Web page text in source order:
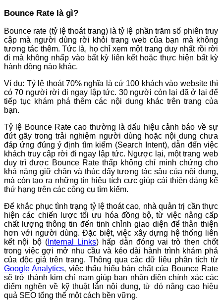
Bounce Rate là gì?
Bounce rate (tỷ lệ thoát trang) là tỷ lệ phần trăm số phiên truy
cập mà người dùng rời khỏi trang web của bạn mà không
tương tác thêm. Tức là, họ chỉ xem một trang duy nhất rồi rời
đi mà không nhấp vào bất kỳ liên kết hoặc thực hiện bất kỳ
hành động nào khác.
Ví dụ: Tỷ lệ thoát 70% nghĩa là cứ 100 khách vào website thì
có 70 người rời đi ngay lập tức. 30 người còn lại đã ở lại để
tiếp tục khám phá thêm các nội dung khác trên trang của
bạn.
Tỷ lệ Bounce Rate cao thường là dấu hiệu cảnh báo về sự
đứt gãy trong trải nghiệm người dùng hoặc nội dung chưa
đáp ứng đúng ý định tìm kiếm (Search Intent), dẫn đến việc
khách truy cập rời đi ngay lập tức. Ngược lại, một trang web
duy trì được Bounce Rate thấp không chỉ minh chứng cho
khả năng giữ chân và thúc đẩy tương tác sâu của nội dung,
mà còn tạo ra những tín hiệu tích cực giúp cải thiện đáng kể
thứ hạng trên các công cụ tìm kiếm.
Để khắc phục tình trạng tỷ lệ thoát cao, nhà quản trị cần thực
hiện các chiến lược tối ưu hóa đồng bộ, từ việc nâng cấp
chất lượng thông tin đến tinh chỉnh giao diện để thân thiện
hơn với người dùng. Đặc biệt, việc xây dựng hệ thống liên
kết nội bộ (Internal Links) hấp dẫn đóng vai trò then chốt
trong việc gợi mở nhu cầu và kéo dài hành trình khám phá
của độc giả trên trang. Thông qua các dữ liệu phân tích từ
Google Analytics, việc thấu hiểu bản chất của Bounce Rate
sẽ trở thành kim chỉ nam giúp bạn nhận diện chính xác các
điểm nghẽn về kỹ thuật lẫn nội dung, từ đó nâng cao hiệu
quả SEO tổng thể một cách bền vững.